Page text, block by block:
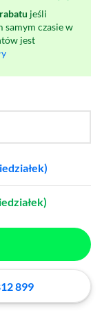
jeśli
czasie w
jest
…
899